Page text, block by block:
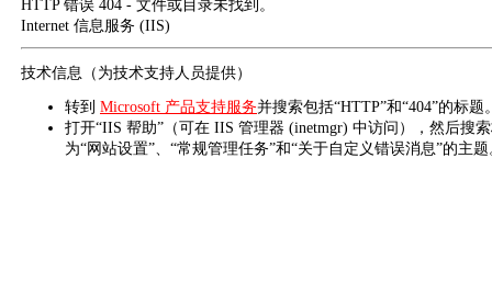
HTTP 错误 404 - 文件或目录未找到。
Internet 信息服务 (IIS)
技术信息（为技术支持人员提供）
转到 Microsoft 产品支持服务并搜索包括“HTTP”和“404”的标题
打开“IIS 帮助”（可在 IIS 管理器 (inetmgr) 中访问），然后搜
为“网站设置”、“常规管理任务”和“关于自定义错误消息”的主题